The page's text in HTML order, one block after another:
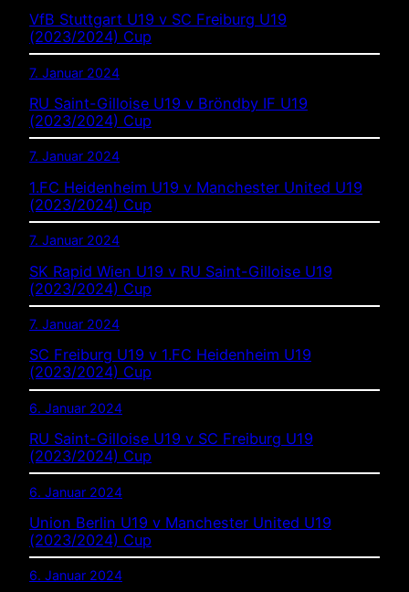
VfB Stuttgart U19 v SC Freiburg U19
(2023/2024) Cup
7. Januar 2024
RU Saint-Gilloise U19 v Bröndby IF U19
(2023/2024) Cup
7. Januar 2024
1.FC Heidenheim U19 v Manchester United U19
(2023/2024) Cup
7. Januar 2024
SK Rapid Wien U19 v RU Saint-Gilloise U19
(2023/2024) Cup
7. Januar 2024
SC Freiburg U19 v 1.FC Heidenheim U19
(2023/2024) Cup
6. Januar 2024
RU Saint-Gilloise U19 v SC Freiburg U19
(2023/2024) Cup
6. Januar 2024
Union Berlin U19 v Manchester United U19
(2023/2024) Cup
6. Januar 2024